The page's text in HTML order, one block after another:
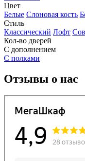
Цвет
Белые Слоновая кость
Стиль
Классический Лофт
Кол-во дверей
С дополнением
С полками
Отзывы о нас